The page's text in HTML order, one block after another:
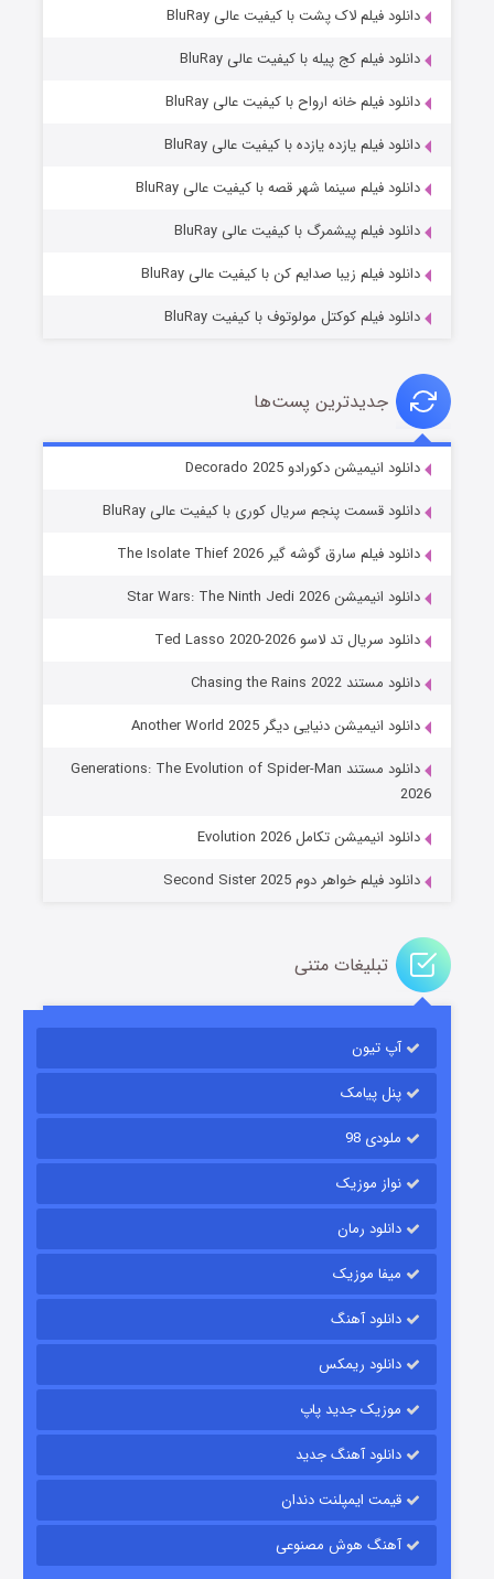
خاندان اژدها فصل ۳
جادوگری در مغولستان
قسمت۱۴ (زیرنویس) منتشر شد
باب اسفنجی فصل ۱۷
قسمت۶ (زیرنویس) منتشر شد
قسمت۱۵ (دوبله) منتشر شد
دانلود فیلم لاک پشت با کیفیت عالی BluRay
دانلود فیلم کج‌ پیله با کیفیت عالی BluRay
دانلود فیلم خانه ارواح با کیفیت عالی BluRay
دانلود فیلم یازده یازده با کیفیت عالی BluRay
دانلود فیلم سینما شهر قصه با کیفیت عالی BluRay
دانلود فیلم پیشمرگ با کیفیت عالی BluRay
دانلود فیلم زیبا صدایم کن با کیفیت عالی BluRay
دانلود فیلم کوکتل مولوتوف با کیفیت BluRay
جدیدترین پست‌ها
دانلود انیمیشن دکورادو Decorado 2025
دانلود قسمت پنجم سریال کوری با کیفیت عالی BluRay
دانلود فیلم سارق گوشه گیر The Isolate Thief 2026
دانلود انیمیشن Star Wars: The Ninth Jedi 2026
دانلود سریال تد لاسو Ted Lasso 2020-2026
دانلود مستند Chasing the Rains 2022
دانلود انیمیشن دنیایی دیگر Another World 2025
دانلود مستند Generations: The Evolution of Spider-Man
2026
دانلود انیمیشن تکامل Evolution 2026
دانلود فیلم خواهر دوم Second Sister 2025
تبلیغات متنی
آپ تیون
پنل پیامک
ملودی 98
نواز موزیک
دانلود رمان
میفا موزیک
دانلود آهنگ
دانلود ریمکس
موزیک جدید پاپ
دانلود آهنگ جدید
قیمت ایمپلنت دندان
آهنگ هوش مصنوعی